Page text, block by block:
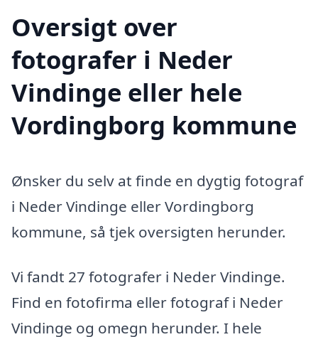
Oversigt over
fotografer i Neder
Vindinge eller hele
Vordingborg kommune
Ønsker du selv at finde en dygtig fotograf
i Neder Vindinge eller Vordingborg
kommune, så tjek oversigten herunder.
Vi fandt 27 fotografer i Neder Vindinge.
Find en fotofirma eller fotograf i Neder
Vindinge og omegn herunder. I hele